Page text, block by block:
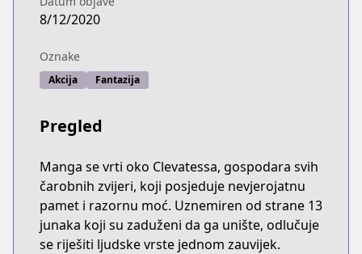
8/12/2020
Oznake
Akcija Fantazija
Pregled
Manga se vrti oko Clevatessa, gospodara svih
čarobnih zvijeri, koji posjeduje nevjerojatnu
pamet i razornu moć. Uznemiren od strane 13
junaka koji su zaduženi da ga unište, odlučuje
se riješiti ljudske vrste jednom zauvijek.